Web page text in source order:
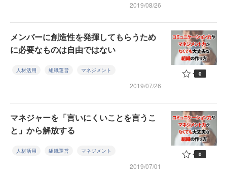
2019/08/26
メンバーに創造性を発揮してもらうため
に必要なものは自由ではない
人材活用 組織運営 マネジメント
2019/07/26
0
マネジャーを「言いにくいことを言うこ
と」から解放する
人材活用 組織運営 マネジメント
2019/07/01
0